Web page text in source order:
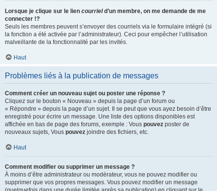
Lorsque je clique sur le lien courrield’un membre, on me demande de me
connecter !?
Seuls les membres peuvent s’envoyer des courriels via le formulaire intégré (si
la fonction a été activée par l’administrateur). Ceci pour empêcher l’utilisation
malveillante de la fonctionnalité par les invités.
Haut
Problèmes liés à la publication de messages
Comment créer un nouveau sujet ou poster une réponse ?
Cliquez sur le bouton « Nouveau » depuis la page d’un forum ou
« Répondre » depuis la page d’un sujet. Il se peut que vous ayez besoin d’être
enregistré pour écrire un message. Une liste des options disponibles est
affichée en bas de page des forums, exemple : Vous pouvez poster de
nouveaux sujets, Vous pouvez joindre des fichiers, etc.
Haut
Comment modifier ou supprimer un message ?
À moins d’être administrateur ou modérateur, vous ne pouvez modifier ou
supprimer que vos propres messages. Vous pouvez modifier un message